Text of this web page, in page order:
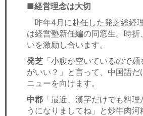
■経営理念は大切
昨年4月に赴任した発芝総経
は経営塾新任編の同窓生。時折
いを激励し合います。
発芝 「小腹が空いているので
がいい？」と言って、中国語だ
ニューを向けます。
中郡 「最近、漢字だけでも料
うになりましてね」と炒牛肉